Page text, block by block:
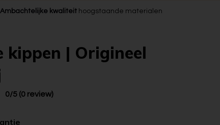
Ambachtelijke kwaliteit hoogstaande materialen
kippen | Origineel
0/5 (0 review)